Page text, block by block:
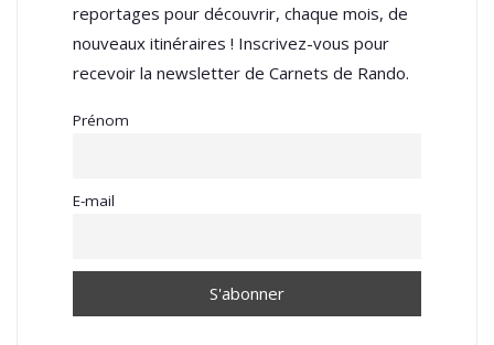
reportages pour découvrir, chaque mois, de
nouveaux itinéraires ! Inscrivez-vous pour
recevoir la newsletter de Carnets de Rando.
Prénom
E-mail